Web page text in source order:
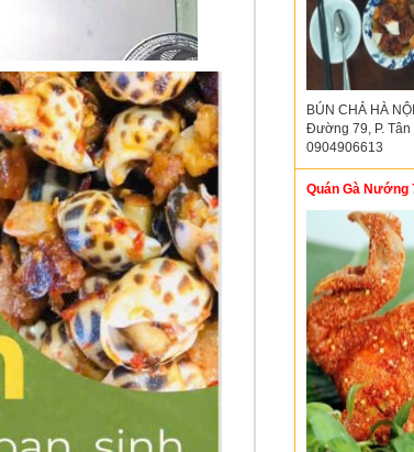
BÚN CHẢ HÀ
Đường 79, P. Tân
0904906613
Quán Gà Nướng